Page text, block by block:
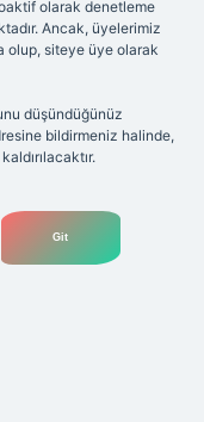
olarak denetleme
Ancak, üyelerimiz
olup, siteye üye olarak
düşündüğünüz
bildirmeniz halinde,